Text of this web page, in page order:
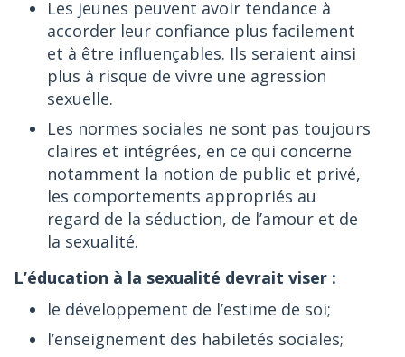
Les jeunes peuvent avoir tendance à
accorder leur confiance plus facilement
et à être influençables. Ils seraient ainsi
plus à risque de vivre une agression
sexuelle.
Les normes sociales ne sont pas toujours
claires et intégrées, en ce qui concerne
notamment la notion de public et privé,
les comportements appropriés au
regard de la séduction, de l’amour et de
la sexualité.
L’éducation à la sexualité devrait viser :
le développement de l’estime de soi;
l’enseignement des habiletés sociales;